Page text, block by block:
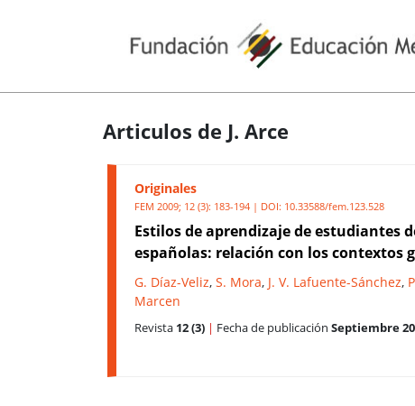
Articulos de J. Arce
Originales
FEM 2009; 12 (3): 183-194 | DOI: 10.33588/fem.123.528
Estilos de aprendizaje de estudiantes
españolas: relación con los contextos
G. Díaz-Veliz, S. Mora, J. V. Lafuente-Sánchez,
Marcen
Revista 12 (3) | Fecha de publicación Septiembre